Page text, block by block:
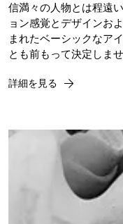
信満々の人物とは程遠
ョン感覚とデザインお
まれたベーシックなア
とも前もって決定しませ
詳細を見る